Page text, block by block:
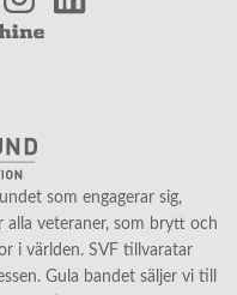
som engagerar sig,
veteraner, som brytt och
i världen. SVF tillvaratar
Gula bandet säljer vi till